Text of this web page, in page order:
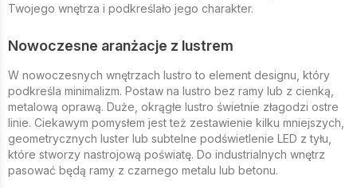
Twojego wnętrza i podkreślało jego charakter.
Nowoczesne aranżacje z lustrem
W nowoczesnych wnętrzach lustro to element designu, który
podkreśla minimalizm. Postaw na lustro bez ramy lub z cienką,
metalową oprawą. Duże, okrągłe lustro świetnie złagodzi ostre
linie. Ciekawym pomysłem jest też zestawienie kilku mniejszych,
geometrycznych luster lub subtelne podświetlenie LED z tyłu,
które stworzy nastrojową poświatę. Do industrialnych wnętrz
pasować będą ramy z czarnego metalu lub betonu.